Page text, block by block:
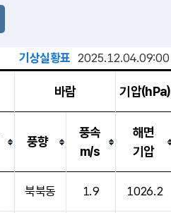
기상실황표 2025.12.04.09:00
바람 기압(hPa)
풍향
풍속
m/s
해면
기압
북북동 1.9 1026.2